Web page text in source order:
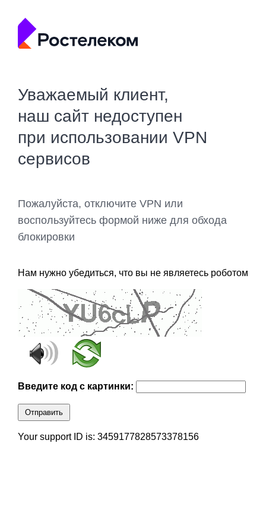
Уважаемый клиент,
наш сайт недоступен
при использовании VPN
сервисов
Пожалуйста, отключите VPN или
воспользуйтесь формой ниже для обхода
блокировки
Нам нужно убедиться, что вы не являетесь роботом
Введите код с картинки:
Отправить
Your support ID is: 3459177828573378156